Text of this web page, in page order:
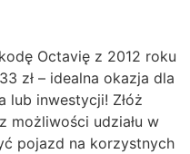
Octavię z 2012 roku
zł – idealna okazja dla
lub inwestycji! Złóż
możliwości udziału w
pojazd na korzystnych